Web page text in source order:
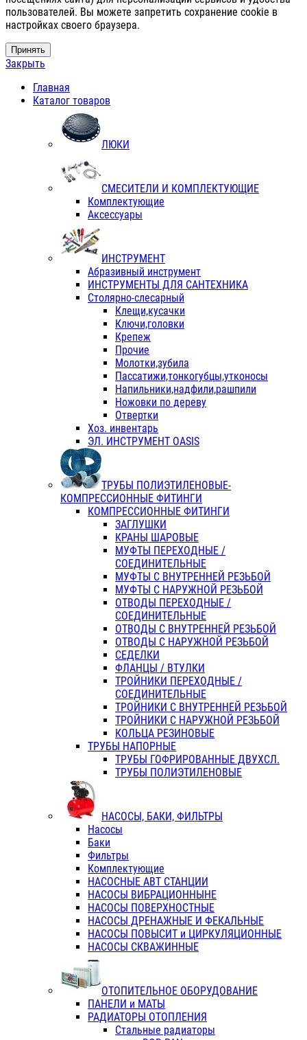
пользователей. Вы можете запретить сохранение cookie в
настройках своего браузера.
Принять
Закрыть
Главная
Каталог товаров
ЛЮКИ
СМЕСИТЕЛИ И КОМПЛЕКТУЮЩИЕ
Комплектующие
Аксессуары
ИНСТРУМЕНТ
Абразивный инструмент
ИНСТРУМЕНТЫ ДЛЯ САНТЕХНИКА
Столярно-слесарный
Клещи,кусачки
Ключи,головки
Крепеж
Прочие
Молотки,зубила
Пассатижи,тонкогубцы,утконосы
Напильники,надфили,рашпили
Ножовки по дереву
Отвертки
Хоз. инвентарь
ЭЛ. ИНСТРУМЕНТ OASIS
ТРУБЫ ПОЛИЭТИЛЕНОВЫЕ-
КОМПРЕССИОННЫЕ ФИТИНГИ
КОМПРЕССИОННЫЕ ФИТИНГИ
ЗАГЛУШКИ
КРАНЫ ШАРОВЫЕ
МУФТЫ ПЕРЕХОДНЫЕ /
СОЕДИНИТЕЛЬНЫЕ
МУФТЫ С ВНУТРЕННЕЙ РЕЗЬБОЙ
МУФТЫ С НАРУЖНОЙ РЕЗЬБОЙ
ОТВОДЫ ПЕРЕХОДНЫЕ /
СОЕДИНИТЕЛЬНЫЕ
ОТВОДЫ С ВНУТРЕННЕЙ РЕЗЬБОЙ
ОТВОДЫ С НАРУЖНОЙ РЕЗЬБОЙ
СЕДЕЛКИ
ФЛАНЦЫ / ВТУЛКИ
ТРОЙНИКИ ПЕРЕХОДНЫЕ /
СОЕДИНИТЕЛЬНЫЕ
ТРОЙНИКИ С ВНУТРЕННЕЙ РЕЗЬБОЙ
ТРОЙНИКИ С НАРУЖНОЙ РЕЗЬБОЙ
КОЛЬЦА РЕЗИНОВЫЕ
ТРУБЫ НАПОРНЫЕ
ТРУБЫ ГОФРИРОВАННЫЕ ДВУХСЛ.
ТРУБЫ ПОЛИЭТИЛЕНОВЫЕ
НАСОСЫ, БАКИ, ФИЛЬТРЫ
Насосы
Баки
Фильтры
Комплектующие
НАСОСНЫЕ АВТ СТАНЦИИ
НАСОСЫ ВИБРАЦИОННЫНЕ
НАСОСЫ ПОВЕРХНОСТНЫЕ
НАСОСЫ ДРЕНАЖНЫЕ И ФЕКАЛЬНЫЕ
НАСОСЫ ПОВЫСИТ и ЦИРКУЛЯЦИОННЫЕ
НАСОСЫ СКВАЖИННЫЕ
ОТОПИТЕЛЬНОЕ ОБОРУДОВАНИЕ
ПАНЕЛИ и МАТЫ
РАДИАТОРЫ ОТОПЛЕНИЯ
Стальные радиаторы